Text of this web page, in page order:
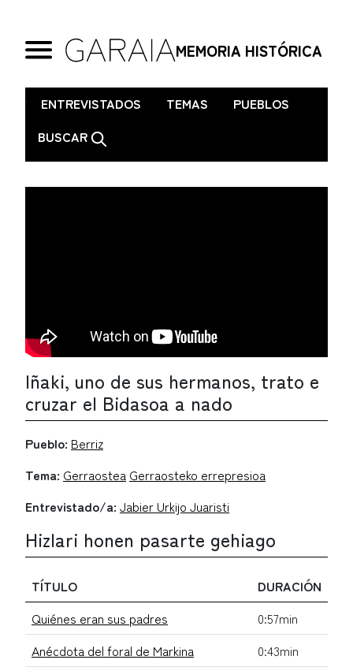
MEMORIA HISTÓRICA
. ENTREVISTADOS TEMAS
PUEBLOS
BUSCAR
Iñaki, uno de sus hermanos, trato e
cruzar el Bidasoa a nado
Pueblo: Berriz
Tema: Gerraostea Gerraosteko errepresioa
Entrevistado/a: Jabier Urkijo Juaristi
Hizlari honen pasarte gehiago
TÍTULO
DURACIÓN
Quiénes eran sus padres
0:57min
Anécdota del foral de Markina
0:43min